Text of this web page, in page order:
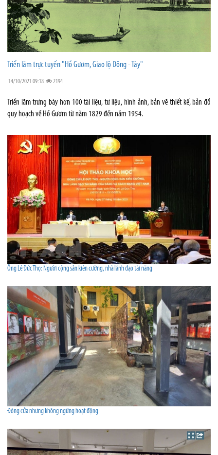
Triển lãm trực tuyến "Hồ Gươm, Giao lộ Đông - Tây"
14/10/2021 09:18 2194
Triển lãm trưng bày hơn 100 tài liệu, tư liệu, hình ảnh, bản vẽ thiết kế, bản đồ
quy hoạch về Hồ Gươm từ năm 1829 đến năm 1954.
Ông Lê Đức Thọ: Người cộng sản kiên cường, nhà lãnh đạo tài năng
Đóng cửa nhưng không ngừng hoạt động